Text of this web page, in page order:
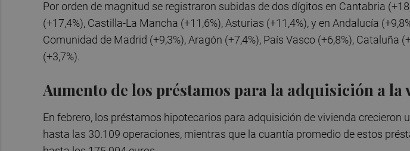
Por orden de magnitud se registraron subidas de dos dígitos en Cantabria
(+17,4%), Castilla-La Mancha (+11,6%), Asturias (+11,4%), y en Andalucía
Comunidad de Madrid (+9,3%), Aragón (+7,4%), País Vasco (+6,8%), Cataluña
(+3,7%).
Aumento de los préstamos para la adquisición a la
En febrero, los préstamos hipotecarios para adquisición de vivienda crecieron
hasta las 30.109 operaciones, mientras que la cuantía promedio de estos